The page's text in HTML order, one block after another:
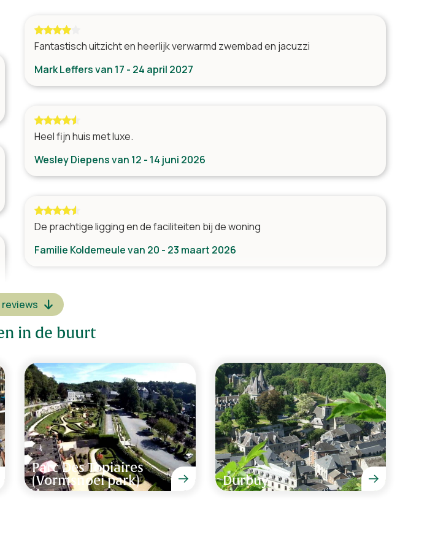
direct bij de woning
de-boulesbaan
tuin
stad
supermarkt
golfbaan
Fantastisch uitzicht en heerlijk verwarmd zwembad en jacuzzi
Mark Leffers van 17 - 24 april 2027
Heel fijn huis met luxe.
Wesley Diepens van 12 - 14 juni 2026
De prachtige ligging en de faciliteiten bij de woning
Familie Koldemeule van 20 - 23 maart 2026
De diversiteit van de villa.
Claudia Berkhout-Conradi van 20 - 23 februari 2026
De fijne ligging van het huis met het mooie uitzicht vanuit de spa en het
verwarmde zwembad
Cees de Bruin van 14 - 16 november 2025
in de buurt
Parc Des Topiaires
(Vormsnoei park) Durbuy